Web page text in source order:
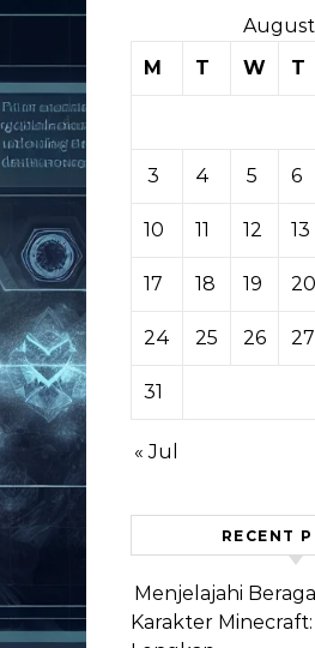
M
T W T
3 4 5 6
10 11 12 13
17 18 19 20
24 25 26 27
31
« Jul
RECENT
Menjelajahi
Karakter